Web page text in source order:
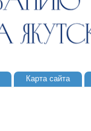
Карта сайта